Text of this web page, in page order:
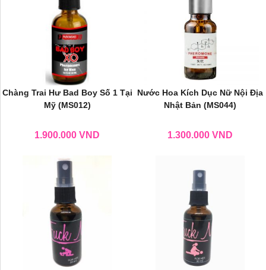
Chàng Trai Hư Bad Boy Số 1 Tại
Mỹ (MS012)
1.900.000 VND
Nước Hoa Kích Dục Nữ Nội Địa
Nhật Bản (MS044)
1.300.000 VND